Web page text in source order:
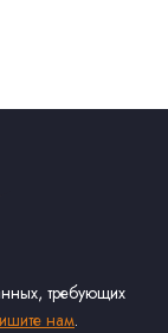
требующих
нам.